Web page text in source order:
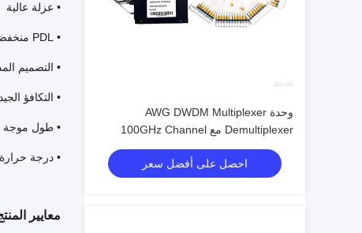
وحدة AWG DWDM Multiplexer
Demultiplexer مع 100GHz Channel
Spacing خسارة إدراج منخفضة وعزلة
عالية للاتصال البصري
احصل على أفضل سعر
• عزلة عالية
• PDL منخفضة
• التصميم
• التكافؤ
• طول موجة
• درجة حرارة تشغيل
معايير